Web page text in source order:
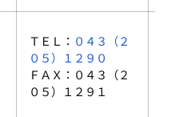
ＴＥＬ： ０４３（２
０５）１２９０
ＦＡＸ：０４３（２
０５）１２９１